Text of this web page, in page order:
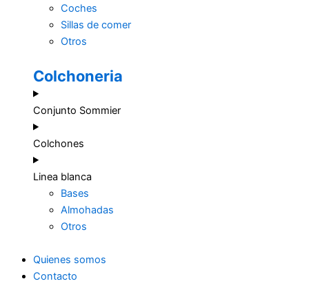
Coches
Sillas de comer
Otros
Colchoneria
Conjunto Sommier
Colchones
Linea blanca
Bases
Almohadas
Otros
Quienes somos
Contacto